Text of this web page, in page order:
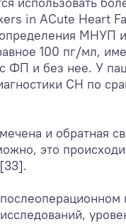
in ACute Heart
определения
100 пг/мл,
с ФП и без нее. У
СН по
и обратная
это